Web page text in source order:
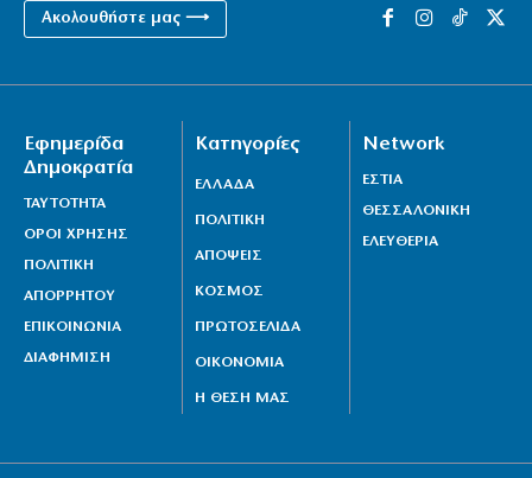
Ακολουθήστε μας ⟶
Εφημερίδα
Δημοκρατία
ΤΑΥΤΟΤΗΤΑ
ΟΡΟΙ ΧΡΗΣΗΣ
ΠΟΛΙΤΙΚΗ
ΑΠΟΡΡΗΤΟΥ
ΕΠΙΚΟΙΝΩΝΙΑ
ΔΙΑΦΗΜΙΣΗ
Κατηγορίες
ΕΛΛΑΔΑ
ΠΟΛΙΤΙΚΗ
ΑΠΟΨΕΙΣ
ΚΟΣΜΟΣ
ΠΡΩΤΟΣΕΛΙΔΑ
ΟΙΚΟΝΟΜΙΑ
Η ΘΕΣΗ ΜΑΣ
Network
ΕΣΤΙΑ
ΘΕΣΣΑΛΟΝΙΚΗ
ΕΛΕΥΘΕΡΙΑ